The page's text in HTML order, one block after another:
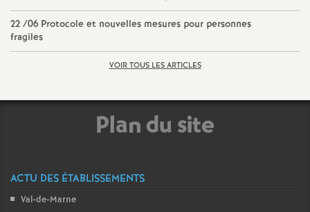
e
c
n
d
22 /06 Protocole et nouvelles mesures pour personnes
fragiles
VOIR TOUS LES ARTICLES
Plan du site
ACTU DES ÉTABLISSEMENTS
Val-de-Marne